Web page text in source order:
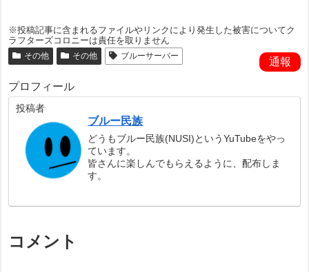
※投稿記事に含まれるファイルやリンクにより発生した被害についてク
ラフターズコロニーは責任を取りません
通報
その他 その他 ブルーサーバー
プロフィール
投稿者
ブルー民族
どうもブルー民族(NUSI)というYuTubeをやっ
ています。
皆さんに楽しんでもらえるように、配布しま
す。
コメント